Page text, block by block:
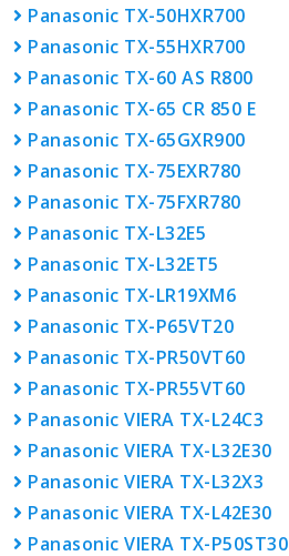
Panasonic TX-50HXR700
Panasonic TX-55HXR700
Panasonic TX-60 AS R800
Panasonic TX-65 CR 850 E
Panasonic TX-65GXR900
Panasonic TX-75EXR780
Panasonic TX-75FXR780
Panasonic TX-L32E5
Panasonic TX-L32ET5
Panasonic TX-LR19XM6
Panasonic TX-P65VT20
Panasonic TX-PR50VT60
Panasonic TX-PR55VT60
Panasonic VIERA TX-L24C3
Panasonic VIERA TX-L32E30
Panasonic VIERA TX-L32X3
Panasonic VIERA TX-L42E30
Panasonic VIERA TX-P50ST30